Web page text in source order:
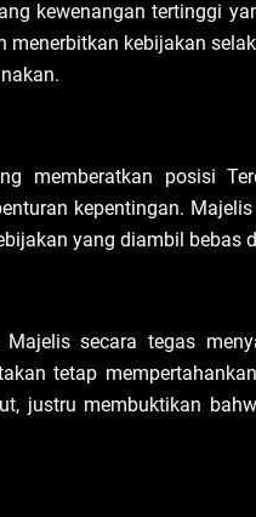
kewenangan tertinggi
menerbitkan kebijakan
memberatkan posisi
kepentingan.
yang diambil bebas
Majelis secara tegas
tetap
justru membuktikan